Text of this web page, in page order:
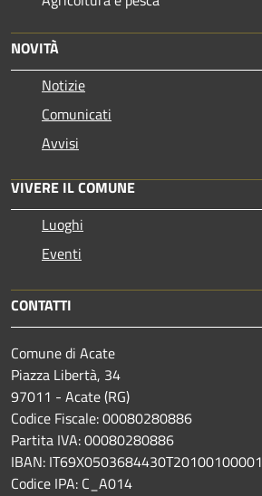
NOVITÀ
Notizie
Comunicati
Avvisi
VIVERE IL COMUNE
Luoghi
Eventi
CONTATTI
Comune di Acate
Piazza Libertà, 34
97011 - Acate (RG)
Codice Fiscale: 00080280886
Partita IVA: 00080280886
IBAN: IT69X0503684430T20100100001
Codice IPA: C_A014